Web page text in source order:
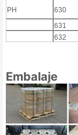
PH
630
631
632
Embalaje